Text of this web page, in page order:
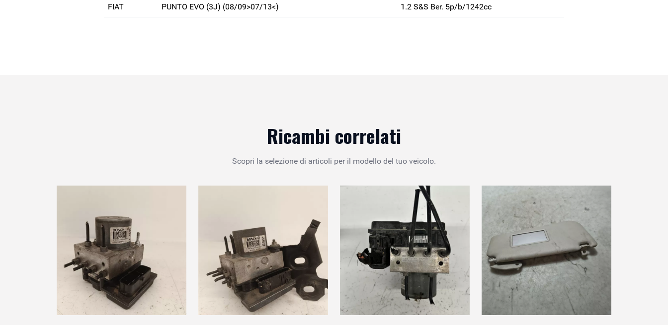
FIAT PUNTO EVO (3J) (08/09>07/13<) 1.2 S&S Ber. 5p/b/1242cc
Ricambi correlati
Scopri la selezione di articoli per il modello del tuo veicolo.